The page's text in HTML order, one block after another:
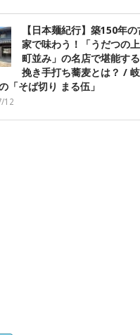
【日本麺紀行】築150年の
家で味わう！「うだつの
町並み」の名店で堪能す
挽き手打ち蕎麦とは？ /
「そば切り まる伍」
12